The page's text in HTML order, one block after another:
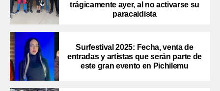
trágicamente ayer, al no activarse su
paracaidista
Surfestival 2025: Fecha, venta de
entradas y artistas que serán parte de
este gran evento en Pichilemu